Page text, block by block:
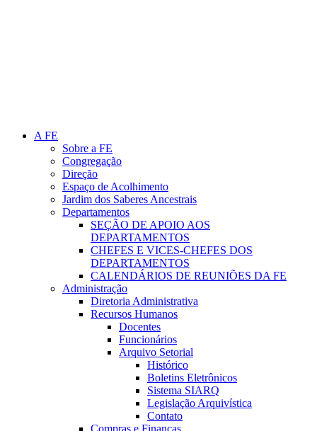
A FE
Sobre a FE
Congregação
Direção
Espaço de Acolhimento
Jardim dos Saberes Ancestrais
Departamentos
SEÇÃO DE APOIO AOS
DEPARTAMENTOS
CHEFES E VICES-CHEFES DOS
DEPARTAMENTOS
CALENDÁRIOS DE REUNIÕES DA FE
Administração
Diretoria Administrativa
Recursos Humanos
Docentes
Funcionários
Arquivo Setorial
Histórico
Boletins Eletrônicos
Sistema SIARQ
Legislação Arquivística
Contato
Compras e Finanças